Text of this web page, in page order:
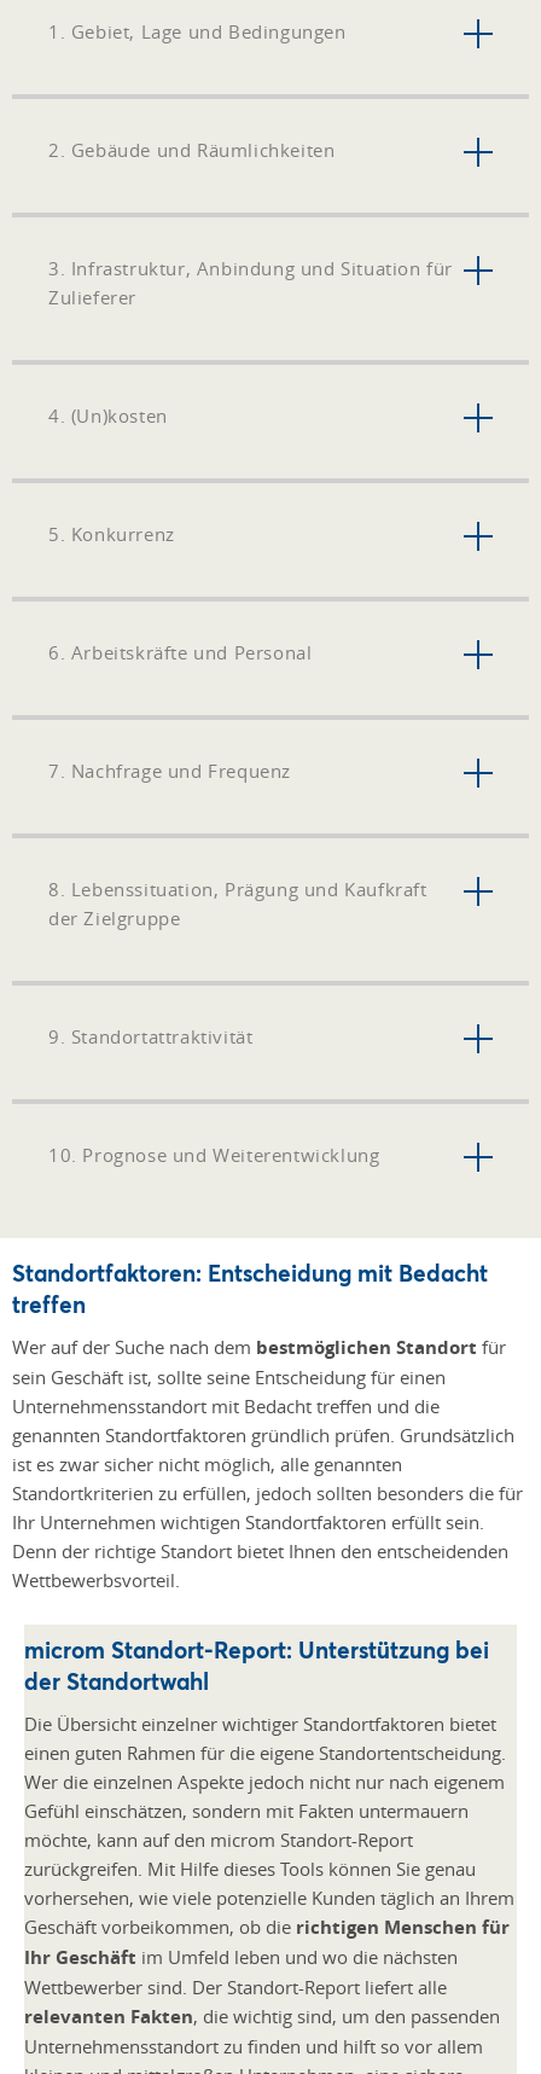
1. Gebiet, Lage und Bedingungen
2. Gebäude und Räumlichkeiten
3. Infrastruktur, Anbindung und Situation für
Zulieferer
4. (Un)kosten
5. Konkurrenz
6. Arbeitskräfte und Personal
7. Nachfrage und Frequenz
8. Lebenssituation, Prägung und Kaufkraft
der Zielgruppe
9. Standortattraktivität
10. Prognose und Weiterentwicklung
Standortfaktoren: Entscheidung mit Bedacht
treffen
Wer auf der Suche nach dem bestmöglichen Standort für
sein Geschäft ist, sollte seine Entscheidung für einen
Unternehmensstandort mit Bedacht treffen und die
genannten Standortfaktoren gründlich prüfen. Grundsätzlich
ist es zwar sicher nicht möglich, alle genannten
Standortkriterien zu erfüllen, jedoch sollten besonders die für
Ihr Unternehmen wichtigen Standortfaktoren erfüllt sein.
Denn der richtige Standort bietet Ihnen den entscheidenden
Wettbewerbsvorteil.
microm Standort-Report: Unterstützung bei
der Standortwahl
Die Übersicht einzelner wichtiger Standortfaktoren bietet
einen guten Rahmen für die eigene Standortentscheidung.
Wer die einzelnen Aspekte jedoch nicht nur nach eigenem
Gefühl einschätzen, sondern mit Fakten untermauern
möchte, kann auf den microm Standort-Report
zurückgreifen. Mit Hilfe dieses Tools können Sie genau
vorhersehen, wie viele potenzielle Kunden täglich an Ihrem
Geschäft vorbeikommen, ob die richtigen Menschen für
Ihr Geschäft im Umfeld leben und wo die nächsten
Wettbewerber sind. Der Standort-Report liefert alle
relevanten Fakten, die wichtig sind, um den passenden
Unternehmensstandort zu finden und hilft so vor allem